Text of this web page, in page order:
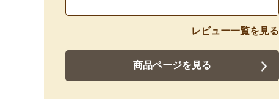
レビュー一覧を見る
商品ページを見る